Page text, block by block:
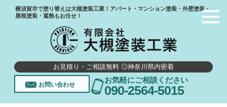
横須賀市で塗り替えは大槻塗装工業！アパート・マンション塗装・外壁塗装・
屋根塗装・遮熱もお任せ！
お見積り・ご相談無料 ◎神奈川県内密着
お問い合わせ
お気軽にご相談ください
090-2564-5015